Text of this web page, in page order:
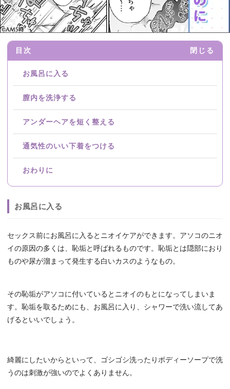
目次 閉じる
お風呂に入る
膣内を洗浄する
アンダーヘアを短く整える
通気性のいい下着をつける
おわりに
お風呂に入る
セックス前にお風呂に入るとニオイケアができます。アソコのニオ
イの原因の多くは、恥垢と呼ばれるものです。恥垢とは隠部におり
ものや尿が溜まって発生する白いカスのようなもの。
その恥垢がアソコに付いているとニオイのもとになってしまいま
す。恥垢を取るためにも、お風呂に入り、シャワーで洗い流してあ
げるといいでしょう。
綺麗にしたいからといって、ゴシゴシ洗ったりボディーソープで洗
うのは刺激が強いのでよくありません。